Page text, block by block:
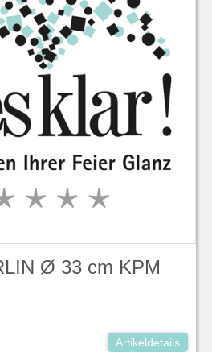
Ø 33 cm KPM
Artikeldetails